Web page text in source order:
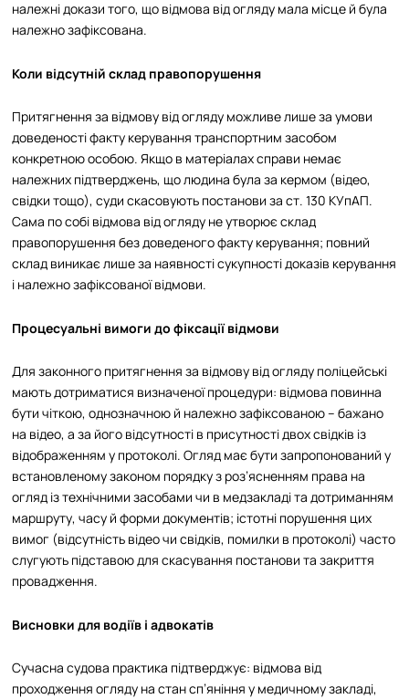
належні докази того, що відмова від огляду мала місце й була
належно зафіксована.​
Коли відсутній склад правопорушення
Притягнення за відмову від огляду можливе лише за умови
доведеності факту керування транспортним засобом
конкретною особою. Якщо в матеріалах справи немає
належних підтверджень, що людина була за кермом (відео,
свідки тощо), суди скасовують постанови за ст. 130 КУпАП.
Сама по собі відмова від огляду не утворює склад
правопорушення без доведеного факту керування; повний
склад виникає лише за наявності сукупності доказів керування
і належно зафіксованої відмови.
Процесуальні вимоги до фіксації відмови
Для законного притягнення за відмову від огляду поліцейські
мають дотриматися визначеної процедури: відмова повинна
бути чіткою, однозначною й належно зафіксованою – бажано
на відео, а за його відсутності в присутності двох свідків із
відображенням у протоколі. Огляд має бути запропонований у
встановленому законом порядку з роз’ясненням права на
огляд із технічними засобами чи в медзакладі та дотриманням
маршруту, часу й форми документів; істотні порушення цих
вимог (відсутність відео чи свідків, помилки в протоколі) часто
слугують підставою для скасування постанови та закриття
провадження.
Висновки для водіїв і адвокатів
Сучасна судова практика підтверджує: відмова від
проходження огляду на стан сп’яніння у медичному закладі,